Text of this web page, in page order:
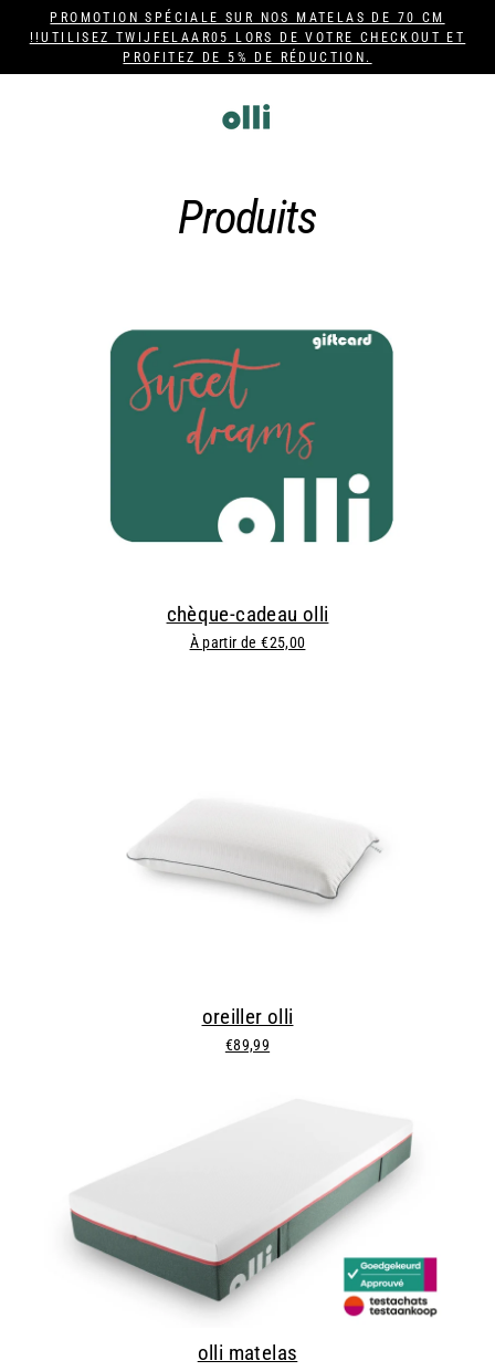
PROMOTION SPÉCIALE SUR NOS MATELAS DE 70 CM
!!UTILISEZ TWIJFELAAR05 LORS DE VOTRE CHECKOUT ET
PROFITEZ DE 5% DE RÉDUCTION.
Produits
chèque-cadeau olli
À partir de €25,00
oreiller olli
€89,99
olli matelas